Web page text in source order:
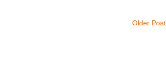
Older Post